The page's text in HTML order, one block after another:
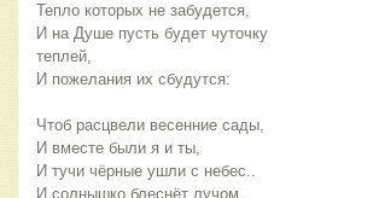
Тепло которых не забудется,
И на Душе пусть будет чуточку
теплей,
И пожелания их сбудутся:
Чтоб расцвели весенние сады,
И вместе были я и ты,
И тучи чёрные ушли с небес..
И солнышко блеснёт лучом,